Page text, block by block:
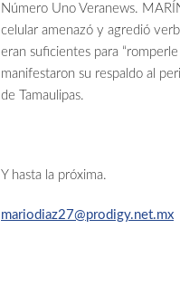
Número Uno Veranews.
celular amenazó y agredió
eran suficientes para
manifestaron su respaldo al
de Tamaulipas.
Y hasta la próxima.
mariodiaz27@prodigy.net.mx